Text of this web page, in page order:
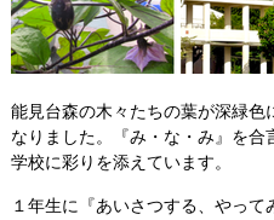
能見台森の木々たちの葉が深緑色
なりました。『み・な・み』を
学校に彩りを添えています。
１年生に『あいさつする、やっ